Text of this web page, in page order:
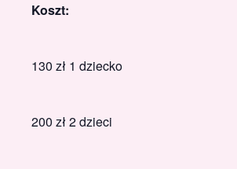
Koszt:
130 zł 1 dziecko
200 zł 2 dzieci